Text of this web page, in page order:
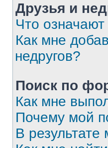
Друзья и
Что означают
Как мне
недругов?
Поиск по
Как мне
Почему мой
В результате